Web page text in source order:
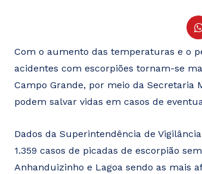
Com o aumento das temperaturas e o
acidentes com escorpiões tornam-se
Campo Grande, por meio da Secretaria
podem salvar vidas em casos de
Dados da Superintendência de
1.359 casos de picadas de escorpião
Anhanduizinho e Lagoa sendo as mais